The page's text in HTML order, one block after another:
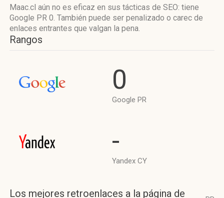
Maac.cl aún no es eficaz en sus tácticas de SEO: tiene
Google PR 0. También puede ser penalizado o carec de
enlaces entrantes que valgan la pena.
Rangos
0
Google PR
-
Yandex CY
Los mejores retroenlaces a la página de